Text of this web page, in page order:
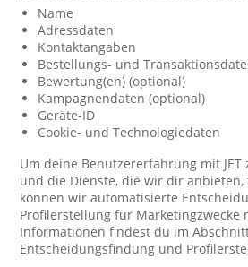
Name
Adressdaten
Kontaktangaben
Bestellungs- und
Bewertung(en) (optional)
Kampagnendaten (optional)
Geräte-ID
Cookie- und Technologiedaten
Um deine Benutzererfahrung mit
und die Dienste, die wir dir
können wir automatisierte
Profilerstellung für Marketingzwecke
Informationen findest du im
Entscheidungsfindung und